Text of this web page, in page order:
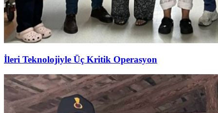
İleri Teknolojiyle Üç Kritik Operasyon